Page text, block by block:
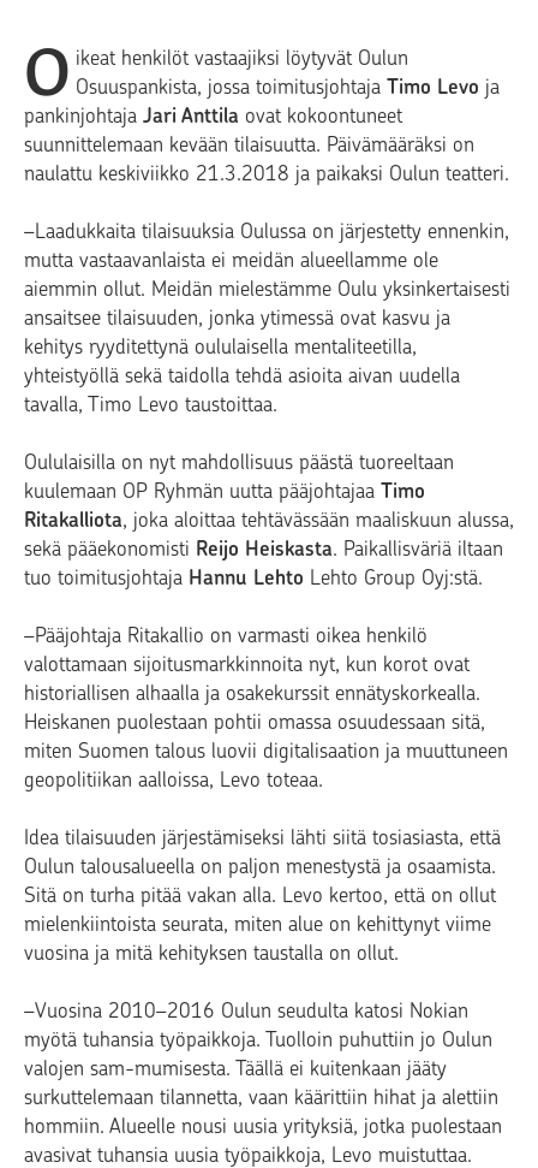
O ikeat henkilöt vastaajiksi löytyvät Oulun
Osuuspankista, jossa toimitusjohtaja Timo Levo ja
pankinjohtaja Jari Anttila ovat kokoontuneet
suunnittelemaan kevään tilaisuutta. Päivämääräksi on
naulattu keskiviikko 21.3.2018 ja paikaksi Oulun teatteri.
–Laadukkaita tilaisuuksia Oulussa on järjestetty ennenkin,
mutta vastaavanlaista ei meidän alueellamme ole
aiemmin ollut. Meidän mielestämme Oulu yksinkertaisesti
ansaitsee tilaisuuden, jonka ytimessä ovat kasvu ja
kehitys ryyditettynä oululaisella mentaliteetilla,
yhteistyöllä sekä taidolla tehdä asioita aivan uudella
tavalla, Timo Levo taustoittaa.
Oululaisilla on nyt mahdollisuus päästä tuoreeltaan
kuulemaan OP Ryhmän uutta pääjohtajaa Timo
Ritakalliota, joka aloittaa tehtävässään maaliskuun alussa,
sekä pääekonomisti Reijo Heiskasta. Paikallisväriä iltaan
tuo toimitusjohtaja Hannu Lehto Lehto Group Oyj:stä.
–Pääjohtaja Ritakallio on varmasti oikea henkilö
valottamaan sijoitusmarkkinnoita nyt, kun korot ovat
historiallisen alhaalla ja osakekurssit ennätyskorkealla.
Heiskanen puolestaan pohtii omassa osuudessaan sitä,
miten Suomen talous luovii digitalisaation ja muuttuneen
geopolitiikan aalloissa, Levo toteaa.
Idea tilaisuuden järjestämiseksi lähti siitä tosiasiasta, että
Oulun talousalueella on paljon menestystä ja osaamista.
Sitä on turha pitää vakan alla. Levo kertoo, että on ollut
mielenkiintoista seurata, miten alue on kehittynyt viime
vuosina ja mitä kehityksen taustalla on ollut.
–Vuosina 2010–2016 Oulun seudulta katosi Nokian
myötä tuhansia työpaikkoja. Tuolloin puhuttiin jo Oulun
valojen sam-mumisesta. Täällä ei kuitenkaan jääty
surkuttelemaan tilannetta, vaan käärittiin hihat ja alettiin
hommiin. Alueelle nousi uusia yrityksiä, jotka puolestaan
avasivat tuhansia uusia työpaikkoja, Levo muistuttaa.